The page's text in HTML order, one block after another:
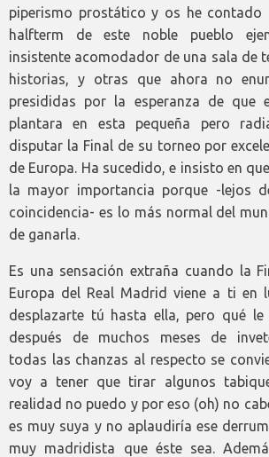
piperismo prostático y os he contado
halfterm de este noble pueblo
insistente acomodador de una sala de
historias, y otras que ahora no
presididas por la esperanza de que
plantara en esta pequeña pero
disputar la Final de su torneo por
de Europa. Ha sucedido, e insisto en
la mayor importancia porque -lejos
coincidencia- es lo más normal del
de ganarla.
Es una sensación extraña cuando la
Europa del Real Madrid viene a ti en
desplazarte tú hasta ella, pero qué
después de muchos meses de
todas las chanzas al respecto se
voy a tener que tirar algunos
realidad no puedo y por eso (oh) no
es muy suya y no aplaudiría ese
muy madridista que éste sea.